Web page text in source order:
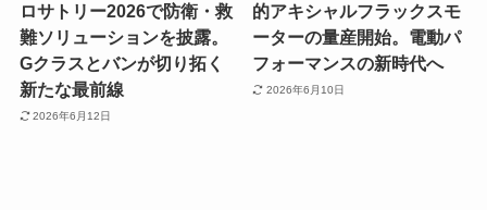
ロサトリー2026で防衛・救
難ソリューションを披露。
Gクラスとバンが切り拓く
新たな最前線
2026年6月12日
的アキシャルフラックスモ
ーターの量産開始。電動パ
フォーマンスの新時代へ
2026年6月10日